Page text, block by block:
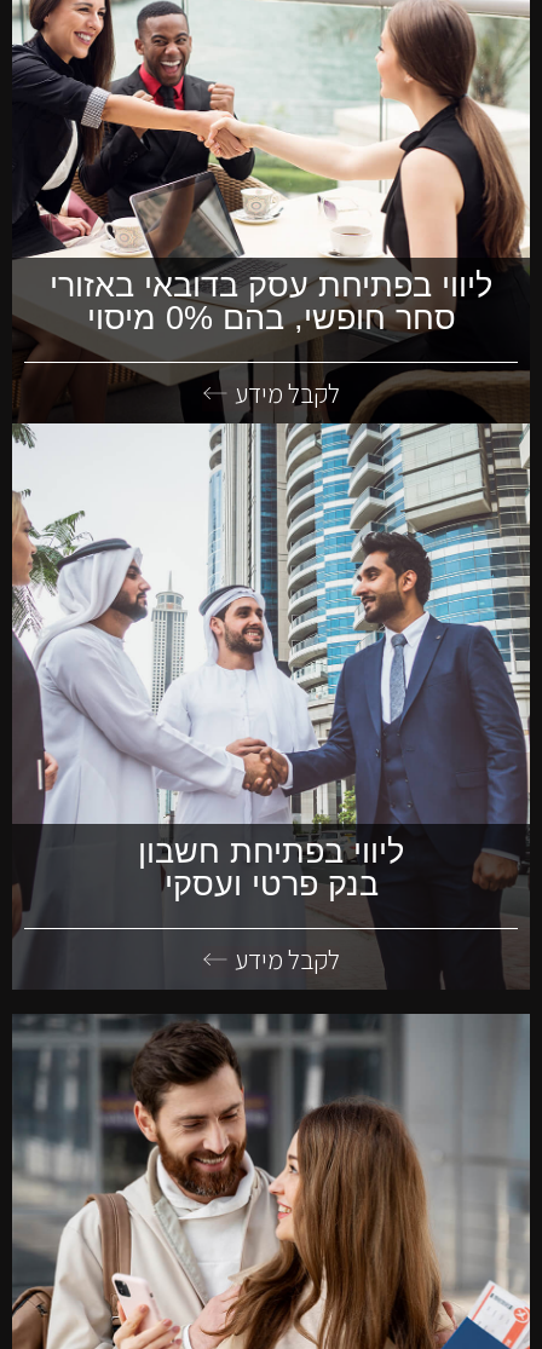
ליווי בפתיחת עסק בדובאי באזורי
סחר חופשי, בהם 0% מיסוי
לקבל מידע
ליווי בפתיחת חשבון
בנק פרטי ועסקי
לקבל מידע